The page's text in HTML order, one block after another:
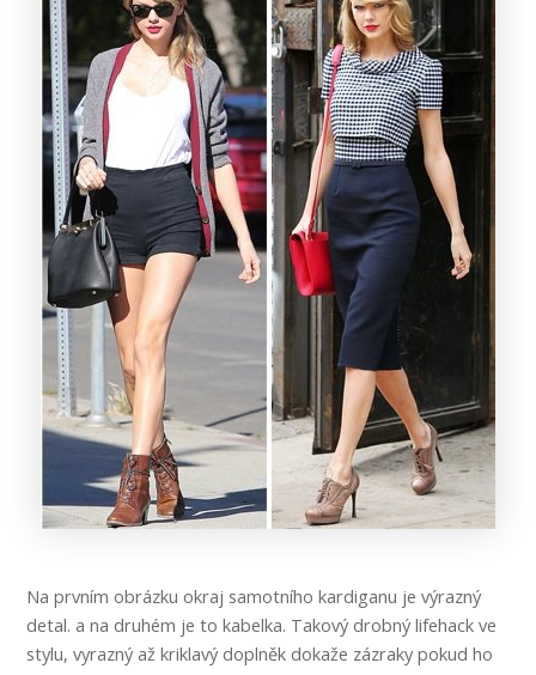
Na prvním obrázku okraj samotního kardiganu je výrazný
detal. a na druhém je to kabelka. Takový drobný lifehack ve
stylu, vyrazný až kriklavý doplněk dokaže zázraky pokud ho